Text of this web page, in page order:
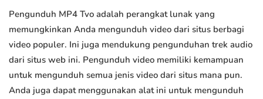
Pengunduh MP4 Tvo adalah perangkat lunak yang
memungkinkan Anda mengunduh video dari situs berbagi
video populer. Ini juga mendukung pengunduhan trek audio
dari situs web ini. Pengunduh video memiliki kemampuan
untuk mengunduh semua jenis video dari situs mana pun.
Anda juga dapat menggunakan alat ini untuk mengunduh